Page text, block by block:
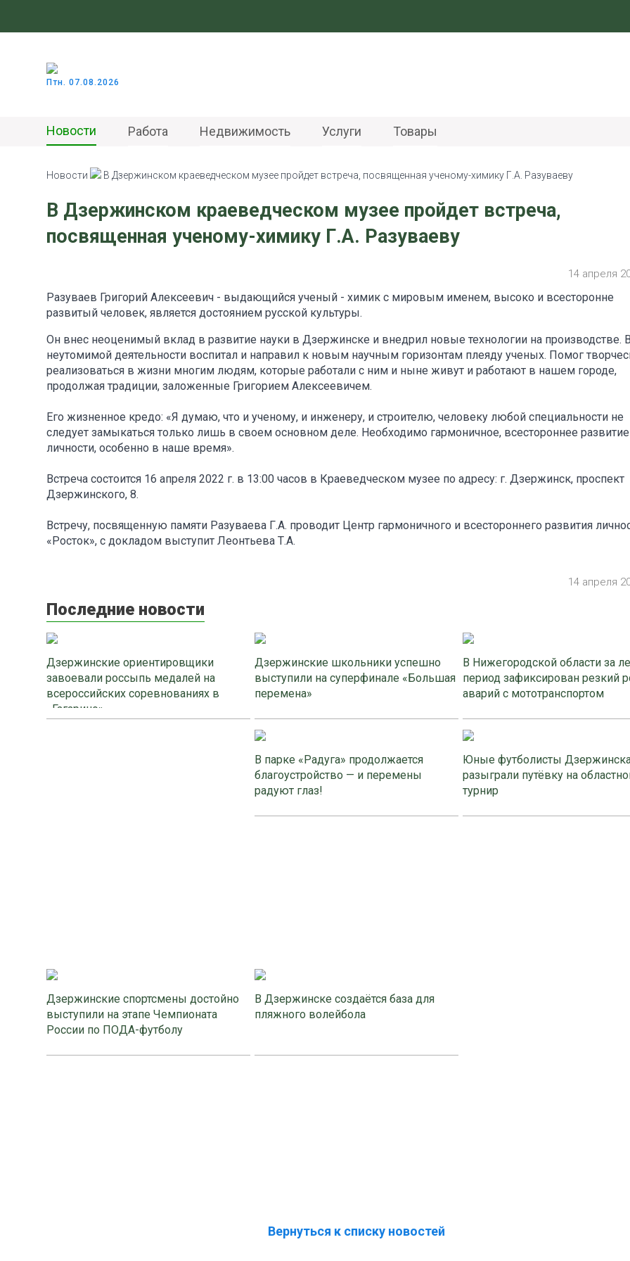
Птн. 07.08.2026
Новости Работа Недвижимость Услуги Товары
Новости В Дзержинском краеведческом музее пройдет встреча, посвященная ученому-химику Г.А. Разуваеву
В Дзержинском краеведческом музее пройдет встреча,
посвященная ученому-химику Г.А. Разуваеву
14 апреля
Разуваев Григорий Алексеевич - выдающийся ученый - химик с мировым именем, высоко и всесторонне
развитый человек, является достоянием русской культуры.
Он внес неоценимый вклад в развитие науки в Дзержинске и внедрил новые технологии на производстве.
неутомимой деятельности воспитал и направил к новым научным горизонтам плеяду ученых. Помог
реализоваться в жизни многим людям, которые работали с ним и ныне живут и работают в нашем городе,
продолжая традиции, заложенные Григорием Алексеевичем.
Его жизненное кредо: «Я думаю, что и ученому, и инженеру, и строителю, человеку любой специальности не
следует замыкаться только лишь в своем основном деле. Необходимо гармоничное, всестороннее развитие
личности, особенно в наше время».
Встреча состоится 16 апреля 2022 г. в 13:00 часов в Краеведческом музее по адресу: г. Дзержинск, проспект
Дзержинского, 8.
Встречу, посвященную памяти Разуваева Г.А. проводит Центр гармоничного и всестороннего развития
«Росток», с докладом выступит Леонтьева Т.А.
14 апреля
Последние новости
Дзержинские ориентировщики
завоевали россыпь медалей на
всероссийских соревнованиях в
«Гагарино»
Дзержинские школьники успешно
выступили на суперфинале «Большая
перемена»
В Нижегородской области за
период зафиксирован резкий
аварий с мототранспортом
В парке «Радуга» продолжается
благоустройство — и перемены
радуют глаз!
Юные футболисты
разыграли путёвку на
турнир
Дзержинские спортсмены достойно
выступили на этапе Чемпионата
России по ПОДА-футболу
В Дзержинске создаётся база для
пляжного волейбола
Вернуться к списку новостей